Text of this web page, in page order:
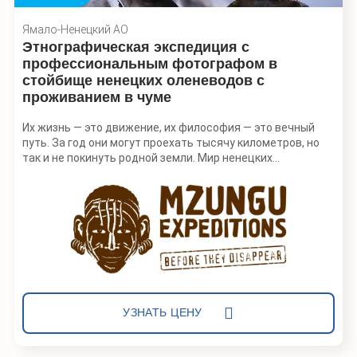
Ямало-Ненецкий АО
Этнографическая экспедиция с
профессиональным фотографом в
стойбище ненецких оленеводов с
проживанием в чуме
Их жизнь — это движение, их философия — это вечный
путь. За год они могут проехать тысячу километров, но
так и не покинуть родной земли. Мир ненецких
Бескрайние просторы тундры сужаются до маленького
чума, где круглый год может жить семья из пяти человек,
а неумолимое время, от которого, кажется, зависит
жизнь, тут вовсе остановилось — оно словно кочует по
тундре вместе с оленями и их детьми, как себя называют
Мы отправимся в гости к одной ненецкой
оленеводческой семье, познакомимся с бытом и
УЗНАТЬ ЦЕНУ